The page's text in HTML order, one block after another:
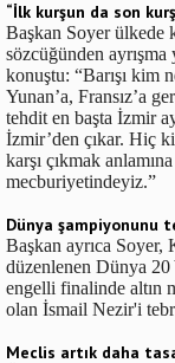
“İlk kurşun da son
Başkan Soyer ülkede
sözcüğünden
konuştu: “Barışı kim
Yunan’a, Fransız’a
tehdit en başta İzmir
İzmir’den çıkar. Hiç
karşı çıkmak
mecburiyetindeyiz.”
Dünya şampiyonunu
Başkan ayrıca Soyer,
düzenlenen Dünya 20
engelli finalinde altın
olan İsmail Nezir'i
Meclis artık daha